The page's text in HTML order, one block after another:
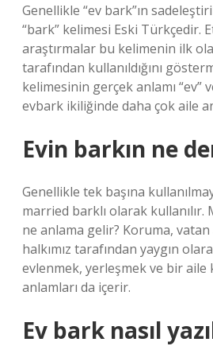
Genellikle “ev bark”ın
“bark” kelimesi Eski Türkçedir.
araştırmalar bu kelimenin ilk
tarafından kullanıldığını
kelimesinin gerçek anlamı “ev”
evbark ikiliğinde daha çok aile
Evin barkın ne
Genellikle tek başına
married barklı olarak
ne anlama gelir? Koruma, vatan
halkımız tarafından yaygın
evlenmek, yerleşmek ve bir aile
anlamları da içerir.
Ev bark nasıl